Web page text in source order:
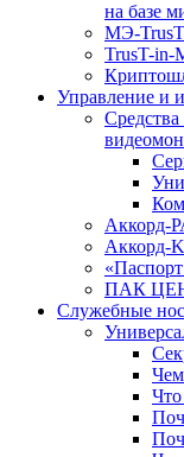
на базе
МЭ-TrusT
TrusT-in-
Управление и
Аккорд-
Аккорд-
ПАК
Служебные